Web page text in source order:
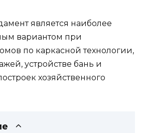
является наиболее
вариантом при
по каркасной технологии,
устройстве бань и
хозяйственного